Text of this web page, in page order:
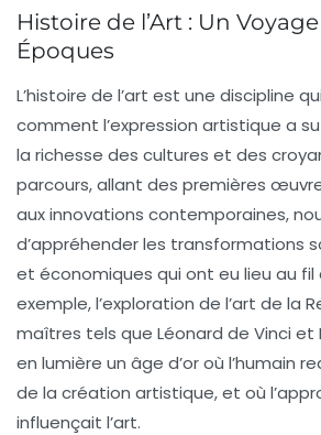
Histoire de l’Art : Un
Époques
L’histoire de l’art est une discipline
comment l’expression artistique a
la richesse des cultures et des
parcours, allant des premières
aux innovations contemporaines,
d’appréhender les transformations
et économiques qui ont eu lieu au fil
exemple, l’exploration de l’art de la
maîtres tels que Léonard de Vinci
en lumière un âge d’or où l’humain
de la création artistique, et où
influençait l’art.